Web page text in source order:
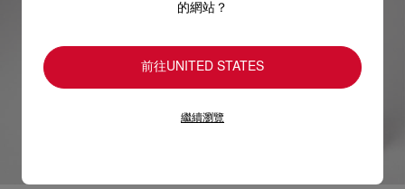
的網站？
前往UNITED STATES
繼續瀏覽